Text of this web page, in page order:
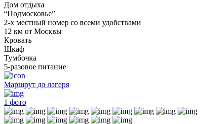
Дом отдыха
“Подмосковье”
2-х местный номер со всеми удобствами
12 км от Москвы
Кровать
Шкаф
Тумбочка
5-разовое питание
Маршрут до лагеря
1 фото